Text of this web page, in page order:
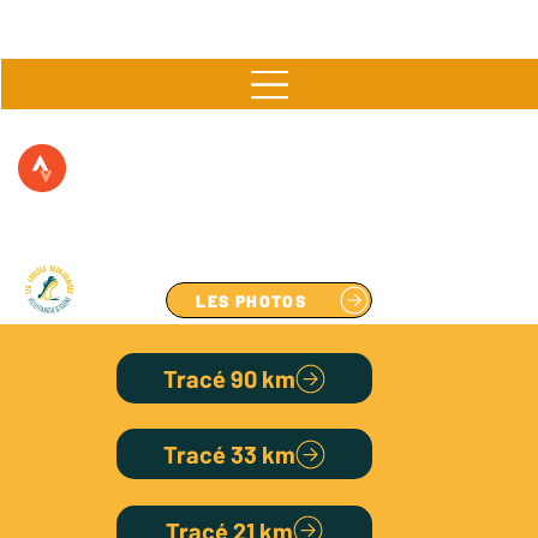
LES PHOTOS
Tracé 90 km
Tracé 33 km
Tracé 21 km